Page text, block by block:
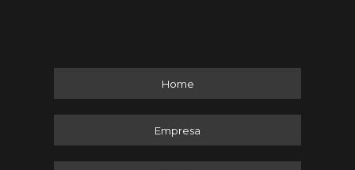
Home
Empresa